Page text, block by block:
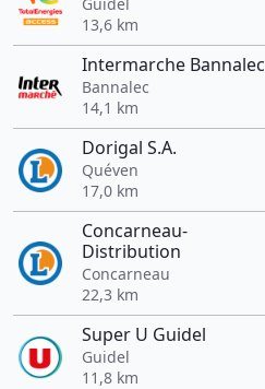
13,6 km
Intermarche Bannalec
Bannalec
14,1 km
Dorigal S.A.
Quéven
17,0 km
Concarneau-
Distribution
Concarneau
22,3 km
Super U Guidel
Guidel
11,8 km